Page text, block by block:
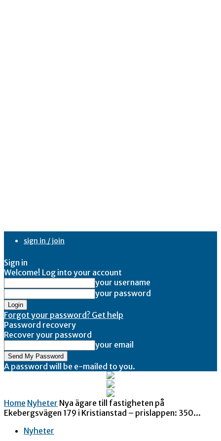
sign in / join
Sign in
Welcome! Log into your account
your username
your password
Forgot your password? Get help
Password recovery
Recover your password
your email
A password will be e-mailed to you.
Home Nyheter Nya ägare till fastigheten på
Ekebergsvägen 179 i Kristianstad – prislappen: 350...
Nyheter